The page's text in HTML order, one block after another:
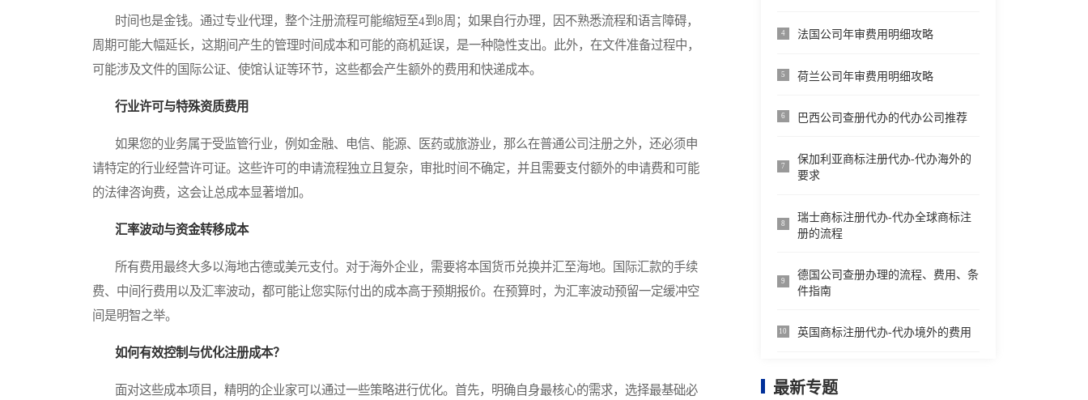
时间也是金钱。通过专业代理，整个注册流程可能缩短至4到8周；如果自行办理，因不熟悉流程和语言障碍，
周期可能大幅延长，这期间产生的管理时间成本和可能的商机延误，是一种隐性支出。此外，在文件准备过程中，
可能涉及文件的国际公证、使馆认证等环节，这些都会产生额外的费用和快递成本。
行业许可与特殊资质费用
如果您的业务属于受监管行业，例如金融、电信、能源、医药或旅游业，那么在普通公司注册之外，还必须申
请特定的行业经营许可证。这些许可的申请流程独立且复杂，审批时间不确定，并且需要支付额外的申请费和可能
的法律咨询费，这会让总成本显著增加。
汇率波动与资金转移成本
所有费用最终大多以海地古德或美元支付。对于海外企业，需要将本国货币兑换并汇至海地。国际汇款的手续
费、中间行费用以及汇率波动，都可能让您实际付出的成本高于预期报价。在预算时，为汇率波动预留一定缓冲空
间是明智之举。
如何有效控制与优化注册成本？
面对这些成本项目，精明的企业家可以通过一些策略进行优化。首先，明确自身最核心的需求，选择最基础必
4 法国公司年审费用明细攻略
5 荷兰公司年审费用明细攻略
6 巴西公司查册代办的代办公司推荐
7
保加利亚商标注册代办-代办海外的
要求
8
瑞士商标注册代办-代办全球商标注
册的流程
9
德国公司查册办理的流程、费用、条
件指南
10 英国商标注册代办-代办境外的费用
最新专题